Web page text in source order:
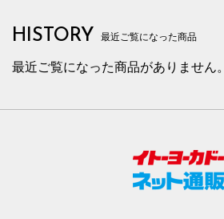
HISTORY 最近ご覧になった商品
最近ご覧になった商品がありません。